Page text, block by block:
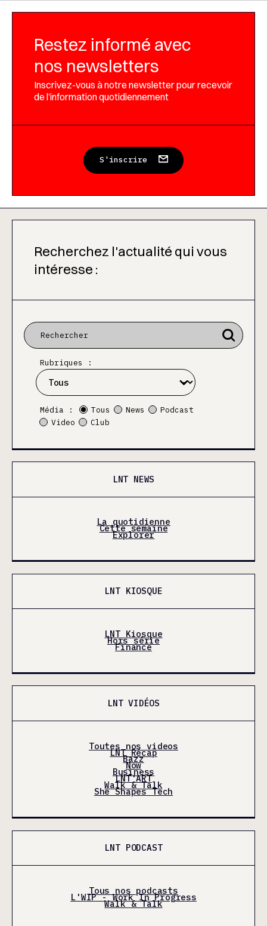
Restez informé avec
nos newsletters
Inscrivez-vous à notre newsletter pour recevoir
de l’information quotidiennement
S'inscrire
Recherchez l'actualité qui vous
intéresse :
Rubriques :
Média : Tous News
Podcast
Video
Club
LNT NEWS
La quotidienne
Cette semaine
Explorer
LNT KIOSQUE
LNT Kiosque
Hors série
Finance
LNT VIDÉOS
Toutes nos videos
LNT Récap
Bazz
Now
Business
LNT'ART
Walk & Talk
She Shapes Tech
LNT PODCAST
Tous nos podcasts
L'WIP - Work In Progress
Walk & Talk